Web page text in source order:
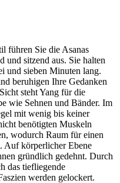
führen Sie die Asanas
und sitzend aus. Sie halten
und sieben Minuten lang.
beruhigen Ihre Gedanken
steht Yang für die
wie Sehnen und Bänder. Im
mit wenig bis keiner
benötigten Muskeln
wodurch Raum für einen
Auf körperlicher Ebene
gründlich gedehnt. Durch
das tiefliegende
werden gelockert.